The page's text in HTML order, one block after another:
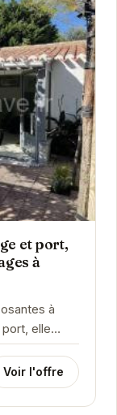
et port,
à
à
elle
clos et son...
Voir l'offre